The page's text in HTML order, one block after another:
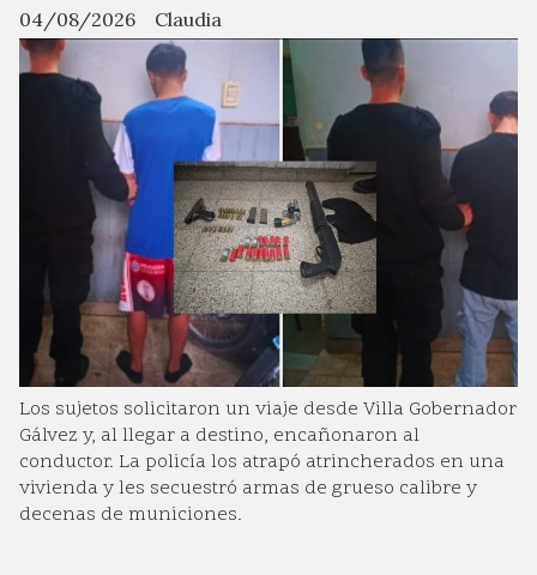
Claudia
04/08/2026
Los sujetos solicitaron un viaje desde Villa Gobernador
Gálvez y, al llegar a destino, encañonaron al
conductor. La policía los atrapó atrincherados en una
vivienda y les secuestró armas de grueso calibre y
decenas de municiones.